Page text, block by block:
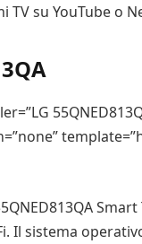
TV su YouTube o
Il sistema